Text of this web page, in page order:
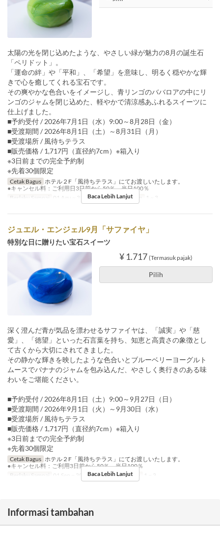
太陽の光を閉じ込めたような、やさしい緑が魅力の8月の誕生石
「ペリドット」。
「運命の絆」や「平和」、「希望」を意味し、明るく穏やかな輝
きで心を癒してくれる宝石です。
その爽やかな色合いをイメージし、青リンゴのババロアの中にリ
ンゴのジャムを閉じ込めた、軽やかで清涼感あふれるスイーツに
仕上げました。
■予約受付 / 2026年7月1日（水）9:00～8月28日（金）
■受渡期間 / 2026年8月1日（土）～8月31日（月）
■受渡場所 / 風待ちテラス
■販売価格 / 1,717円（直径約7cm）※箱入り
※3日前までの完全予約制
※先着30個限定
Cetak Bagus ホテル２F「風待ちテラス」にてお渡しいたします。
●キャンセル料：ご利用日3日前から50％、当日100％
Berlaku Sampai 01 Agu ~ 31 Agu Limit Pemesanan 1 ~ 3
Baca Lebih Lanjut
ジュエル・エンジェル9月「サファイヤ」
特別な日に贈りたい宝石スイーツ
¥ 1.717 (Termasuk pajak)
Pilih
深く澄んだ青が気品を漂わせるサファイヤは、「誠実」や「慈
愛」、「徳望」といった石言葉を持ち、知恵と高貴さの象徴とし
て古くから大切にされてきました。
その静かな輝きを映したような色合いとブルーベリーヨーグルト
ムースでバナナのジャムを包み込んだ、やさしく奥行きのある味
わいをご堪能ください。
■予約受付 / 2026年8月1日（土）9:00～9月27日（日）
■受渡期間 / 2026年9月1日（火）～9月30日（水）
■受渡場所 / 風待ちテラス
■販売価格 / 1,717円（直径約7cm）※箱入り
※3日前までの完全予約制
※先着30個限定
Cetak Bagus ホテル２F「風待ちテラス」にてお渡しいたします。
●キャンセル料：ご利用3日前から50％、当日100％
Berlaku Sampai 01 Sep ~ 30 Sep Limit Pemesanan 1 ~ 3
Baca Lebih Lanjut
Informasi tambahan